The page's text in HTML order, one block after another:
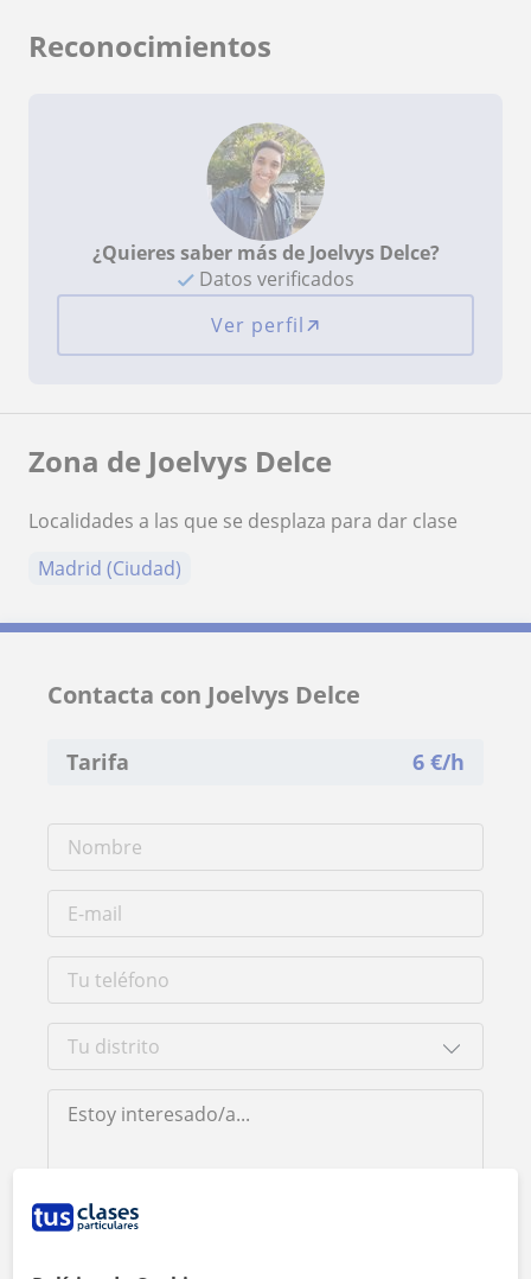
Reconocimientos
¿Quieres saber más de Joelvys Delce?
Datos verificados
Ver perfil
Zona de Joelvys Delce
Localidades a las que se desplaza para dar clase
Madrid (Ciudad)
Contacta con Joelvys Delce
Tarifa 6 €/h